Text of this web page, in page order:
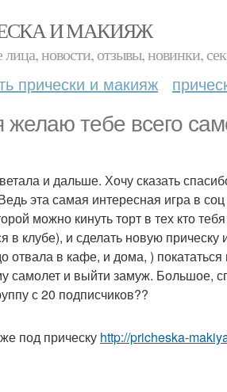
И МАКИЯЖ
новости, отзывы, новинки,
прически и макияж
желаю тебе всего
и дальше. Хочу сказать
эта самая интересная игра в
можно кинуть торт в тех кто
в клубе), и сделать новую
отвала в кафе, и дома, )
самолет и выйти замуж. Большое,
с 20 подписчиков??
под прическу http://pricheska-